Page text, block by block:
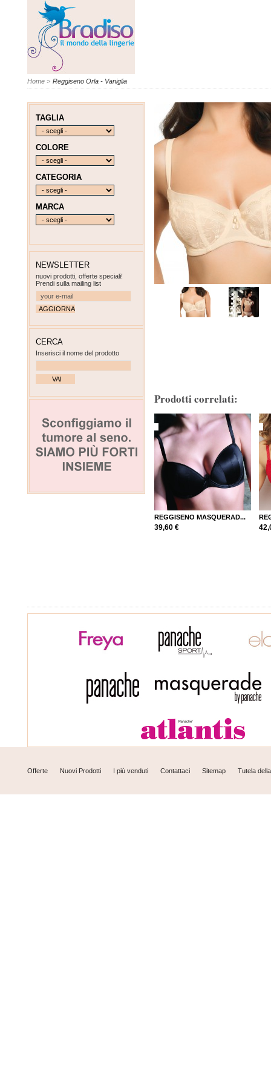
Home > Reggiseno Orla - Vaniglia
Prodotti correlati:
REGGISENO MASQUERAD...
39,60 €
TAGLIA
COLORE
CATEGORIA
MARCA
NEWSLETTER
nuovi prodotti, offerte speciali!
Prendi sulla mailing list
CERCA
Inserisci il nome del prodotto
Offerte Nuovi Prodotti I più venduti Contattaci Sitemap Tutela